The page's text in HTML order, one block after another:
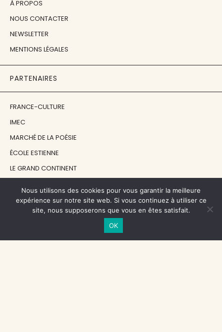
À PROPOS
NOUS CONTACTER
NEWSLETTER
MENTIONS LÉGALES
PARTENAIRES
FRANCE-CULTURE
IMEC
MARCHÉ DE LA POÉSIE
ÉCOLE ESTIENNE
LE GRAND CONTINENT
EN ATTENDANT NADEAU
Nous utilisons des cookies pour vous garantir la meilleure
expérience sur notre site web. Si vous continuez à utiliser ce
site, nous supposerons que vous en êtes satisfait.
OK